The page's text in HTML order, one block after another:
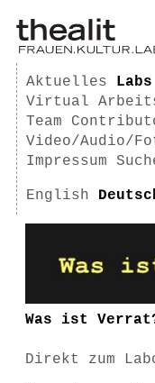
Aktuelles Labs
Virtual
Team
Video/Audio/
Impressum
English
Was ist
Direkt zum